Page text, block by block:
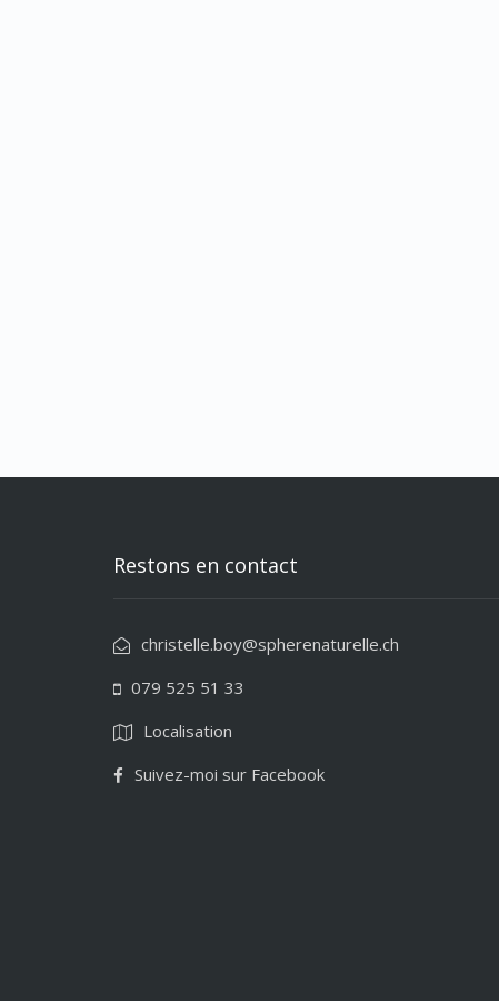
Restons en contact
christelle.boy@spherenaturelle.ch
079 525 51 33
Localisation
Suivez-moi sur Facebook